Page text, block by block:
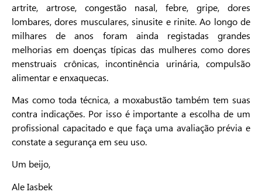
artrite, artrose, congestão nasal, febre, gripe, dores
lombares, dores musculares, sinusite e rinite. Ao longo de
milhares de anos foram ainda registadas grandes
melhorias em doenças típicas das mulheres como dores
menstruais crônicas, incontinência urinária, compulsão
alimentar e enxaquecas.
Mas como toda técnica, a moxabustão também tem suas
contra indicações. Por isso é importante a escolha de um
profissional capacitado e que faça uma avaliação prévia e
constate a segurança em seu uso.
Um beijo,
Ale Iasbek